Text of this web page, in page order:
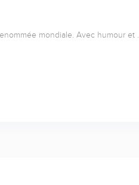
mondiale. Avec humour et …